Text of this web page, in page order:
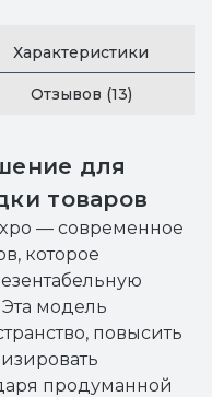
Характеристики
Отзывов (13)
для
товаров
— современное
которое
модель
повысить
продуманной